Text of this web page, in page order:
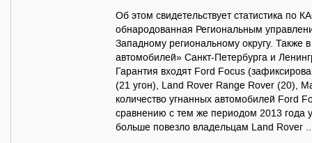
Об этом свидетельствует статистика по
обнародованная Региональным
Западному региональному округу. Также
автомобилей» Санкт-Петербурга и
Гарантия входят Ford Focus
(21 угон), Land Rover Range Rover (20),
количество угнанных автомобилей Ford
сравнению с тем же периодом 2013 года
больше повезло владельцам Land Rover